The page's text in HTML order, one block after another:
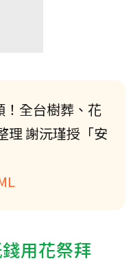
！全台樹葬、花
理 謝沅瑾授「安
用花祭拜